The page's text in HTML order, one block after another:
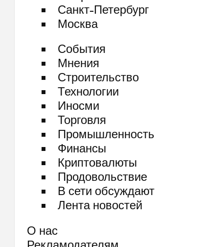
Санкт-Петербург
Москва
События
Мнения
Строительство
Технологии
Иносми
Торговля
Промышленность
Финансы
Криптовалюты
Продовольствие
В сети обсуждают
Лента новостей
О нас